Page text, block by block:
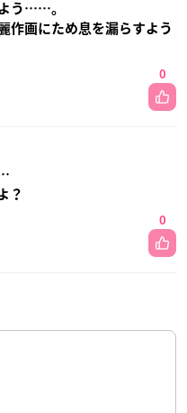
う……。
作画にため息を漏らすよう
0
？
0